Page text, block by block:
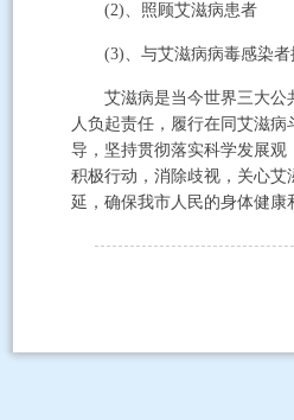
(2)、照顾艾滋病患者
(3)、与艾滋病病毒感染者
艾滋病是当今世界三大公共
人负起责任，履行在同艾滋
导，坚持贯彻落实科学发展
积极行动，消除歧视，关心
延，确保我市人民的身体健康